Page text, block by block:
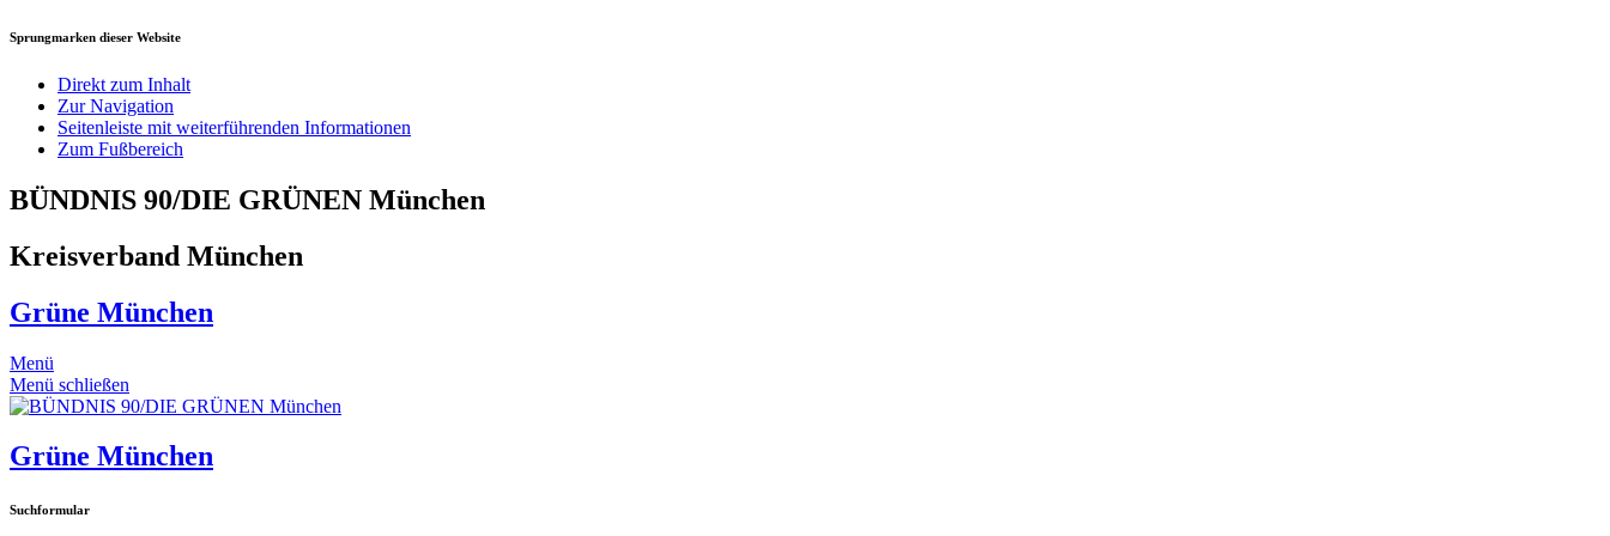
Sprungmarken dieser Website
Direkt zum Inhalt
Zur Navigation
Seitenleiste mit weiterführenden Informationen
Zum Fußbereich
BÜNDNIS 90/DIE GRÜNEN München
Kreisverband München
Grüne München
Menü
Menü schließen
Grüne München
Suchformular